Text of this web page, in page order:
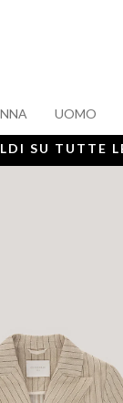
UOMO
SU TUTTE